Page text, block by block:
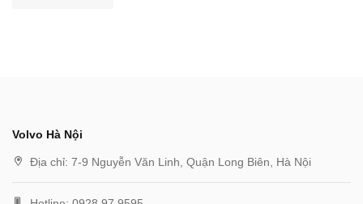
Volvo Hà Nội
Địa chỉ: 7-9 Nguyễn Văn Linh, Quận Long Biên, Hà Nội